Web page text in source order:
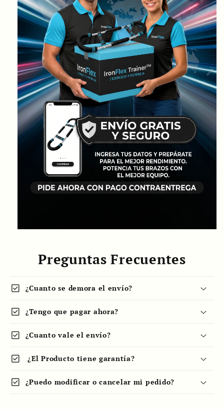
Preguntas Frecuentes
check_box ¿Cuanto se demora el envío?
check_box ¿Tengo que pagar ahora?
check_box ¿Cuanto vale el envío?
check_box ¿El Producto tiene garantía?
check_box ¿Puedo modificar o cancelar mi pedido?